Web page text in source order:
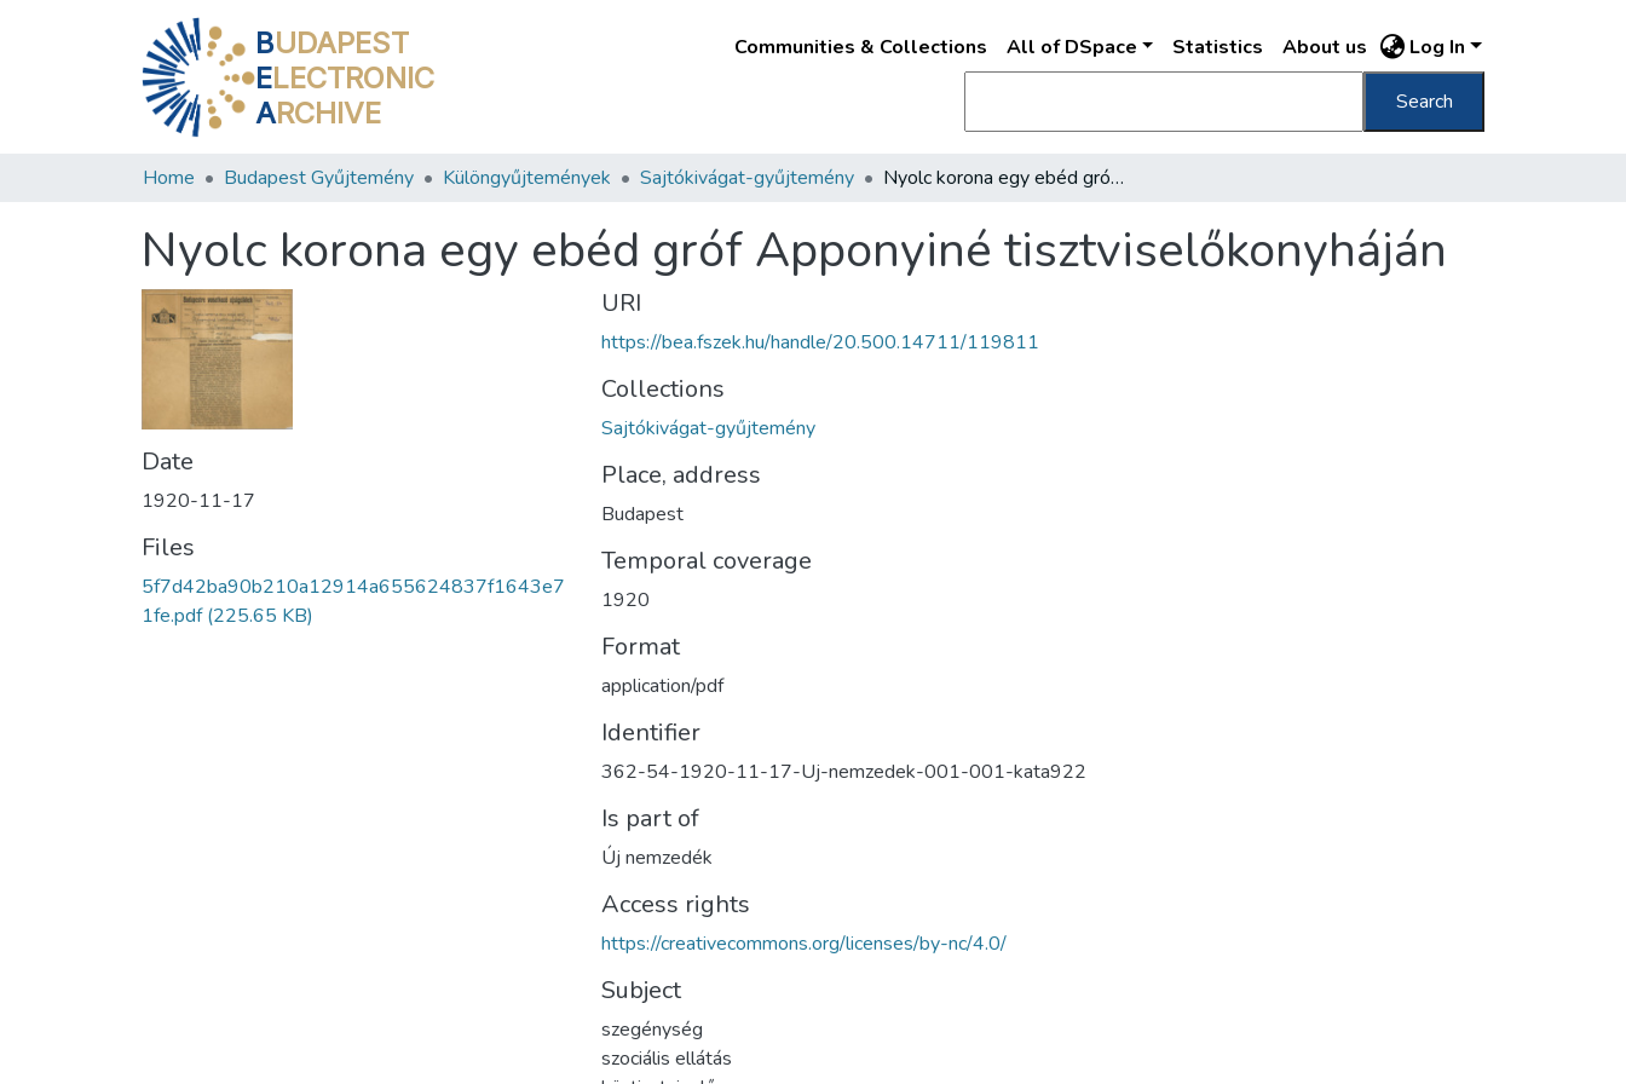
BUDAPEST
ELECTRONIC
ARCHIVE
Communities & Collections All of DSpace Statistics About us Log In
Search
Home Budapest Gyűjtemény Különgyűjtemények Sajtókivágat-gyűjtemény Nyolc korona egy ebéd gróf Apponyiné tisztviselőkonyháján
Nyolc korona egy ebéd gróf Apponyiné tisztviselőkonyháján
Date
1920-11-17
Files
5f7d42ba90b210a12914a655624837f1643e7
1fe.pdf(225.65 KB)
URI
https://bea.fszek.hu/handle/20.500.14711/119811
Collections
Sajtókivágat-gyűjtemény
Place, address
Budapest
Temporal coverage
1920
Format
application/pdf
Identifier
362-54-1920-11-17-Uj-nemzedek-001-001-kata922
Is part of
Új nemzedék
Access rights
https://creativecommons.org/licenses/by-nc/4.0/
Subject
szegénység
szociális ellátás